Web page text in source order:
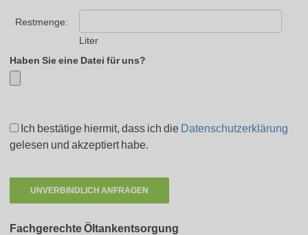
Restmenge:
Liter
Haben Sie eine Datei für uns?
Ich bestätige hiermit, dass ich die Datenschutzerklärung
gelesen und akzeptiert habe.
Fachgerechte Öltankentsorgung